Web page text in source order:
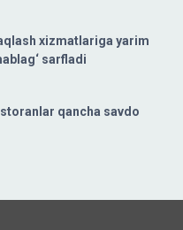
xizmatlariga yarim
sarfladi
qancha savdo